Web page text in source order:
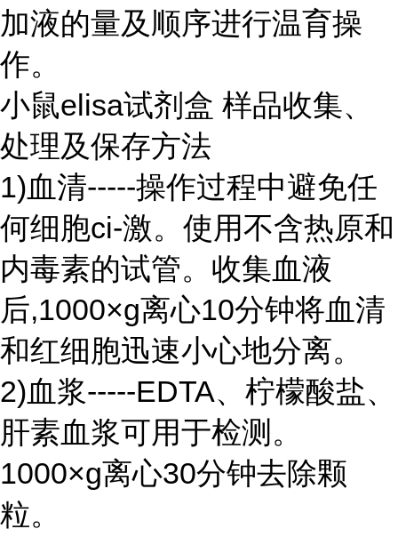
加液的量及顺序进行温育操
作。
小鼠elisa试剂盒 样品收集、
处理及保存方法
1)血清-----操作过程中避免任
何细胞ci-激。使用不含热原和
内毒素的试管。收集血液
后,1000×g离心10分钟将血清
和红细胞迅速小心地分离。
2)血浆-----EDTA、柠檬酸盐、
肝素血浆可用于检测。
1000×g离心30分钟去除颗
粒。